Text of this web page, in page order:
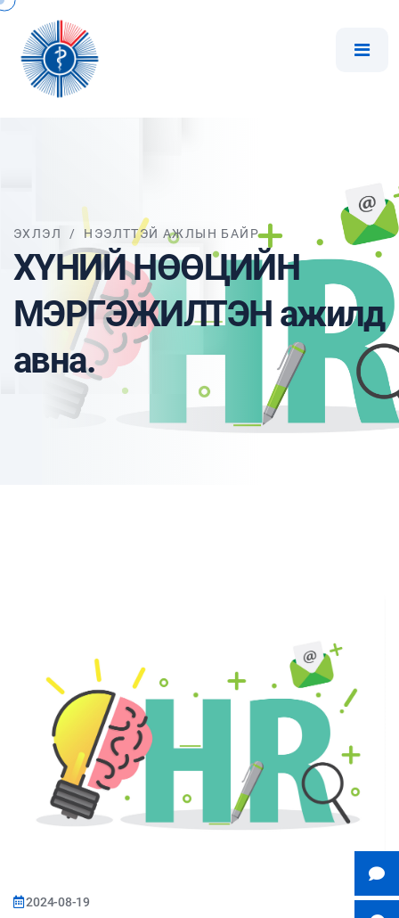
ЭХЛЭЛ / НЭЭЛТТЭЙ АЖЛЫН БАЙР
ХҮНИЙ НӨӨЦИЙН
МЭРГЭЖИЛТЭН ажилд
авна.
2024-08-19